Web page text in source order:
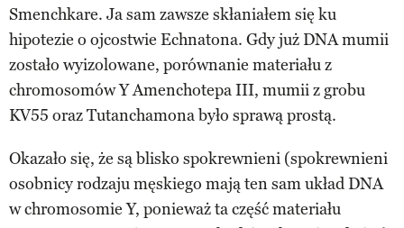
Smenchkare. Ja sam zawsze skłaniałem się ku
hipotezie o ojcostwie Echnatona. Gdy już DNA mumii
zostało wyizolowane, porównanie materiału z
chromosomów Y Amenchotepa III, mumii z grobu
KV55 oraz Tutanchamona było sprawą prostą.
Okazało się, że są blisko spokrewnieni (spokrewnieni
osobnicy rodzaju męskiego mają ten sam układ DNA
w chromosomie Y, ponieważ ta część materiału